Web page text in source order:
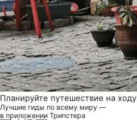
Планируйте путешествие на ходу
Лучшие гиды по всему миру —
в приложении Трипстера